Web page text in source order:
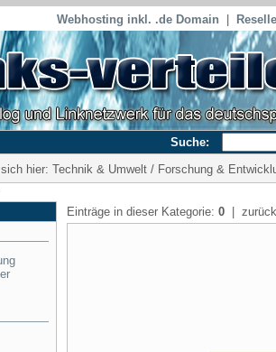
Webhosting inkl. .de Domain
Suche:
hier: Technik & Umwelt / Forschung &
Einträge in dieser Kategorie: 0 |